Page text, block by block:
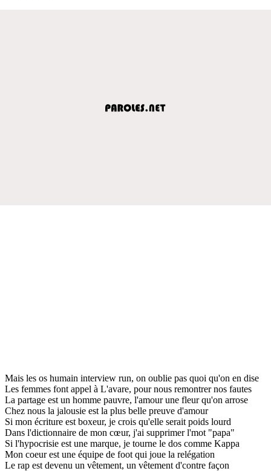
Mais les os humain interview run, on oublie pas quoi qu'on en dise
Les femmes font appel à L'avare, pour nous remontrer nos fautes
La partage est un homme pauvre, l'amour une fleur qu'on arrose
Chez nous la jalousie est la plus belle preuve d'amour
Si mon écriture est boxeur, je crois qu'elle serait poids lourd
Dans l'dictionnaire de mon cœur, j'ai supprimer l'mot "papa"
Si l'hypocrisie est une marque, je tourne le dos comme Kappa
Mon coeur est une équipe de foot qui joue la relégation
Le rap est devenu un vêtement, un vêtement d'contre façon